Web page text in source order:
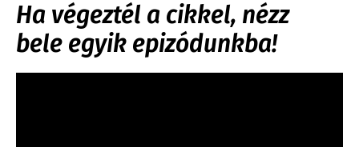
Ha végeztél a cikkel, nézz
bele egyik epizódunkba!